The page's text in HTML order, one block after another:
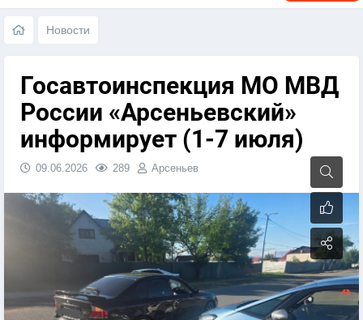
Новости
​Госавтоинспекция МО МВД
России «Арсеньевский»
информирует (1-7 июля)
09.06.2026 289 Арсеньев